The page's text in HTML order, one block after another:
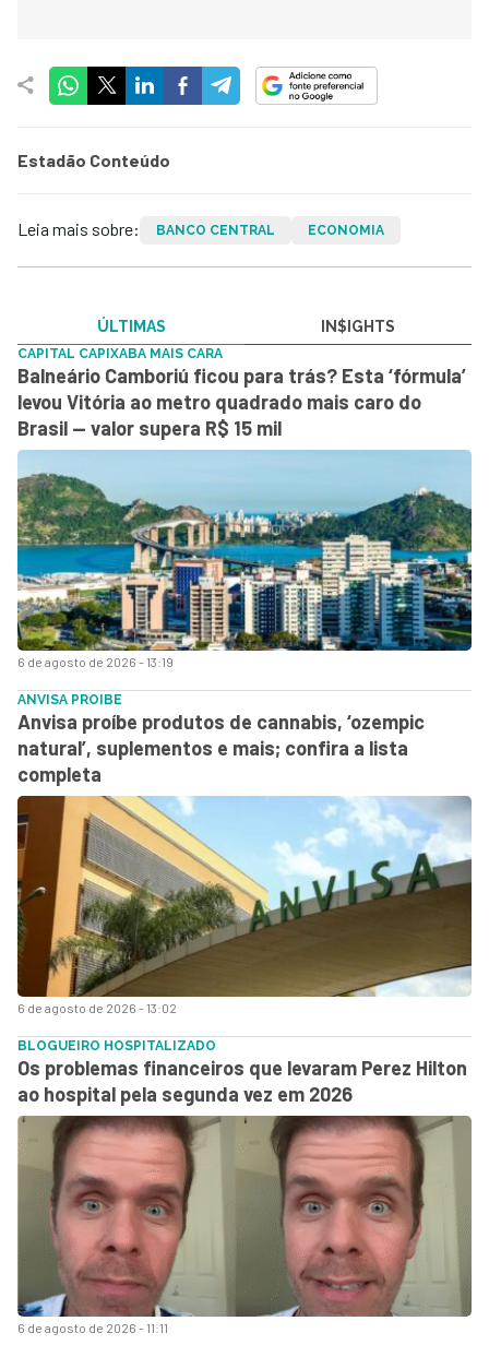
Estadão Conteúdo
Leia mais sobre: BANCO CENTRAL ECONOMIA
ÚLTIMAS IN$IGHTS
6 de agosto de 2026 - 13:19
CAPITAL CAPIXABA MAIS CARA
Balneário Camboriú ficou para trás? Esta ‘fórmula’
levou Vitória ao metro quadrado mais caro do
Brasil — valor supera R$ 15 mil
6 de agosto de 2026 - 13:02
ANVISA PROIBE
Anvisa proíbe produtos de cannabis, ‘ozempic
natural’, suplementos e mais; confira a lista
completa
6 de agosto de 2026 - 11:11
BLOGUEIRO HOSPITALIZADO
Os problemas financeiros que levaram Perez Hilton
ao hospital pela segunda vez em 2026